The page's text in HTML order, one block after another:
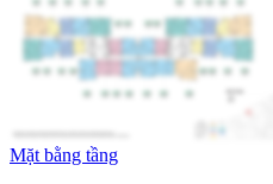
Mặt bằng tầng